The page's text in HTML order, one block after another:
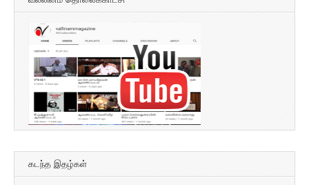
கடந்த இதழ்கள்